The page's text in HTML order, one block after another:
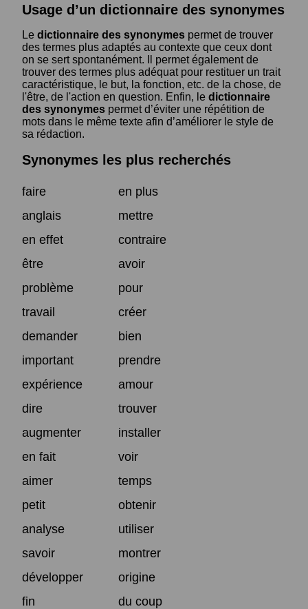
Usage d’un dictionnaire des synonymes
Le dictionnaire des synonymes permet de trouver
des termes plus adaptés au contexte que ceux dont
on se sert spontanément. Il permet également de
trouver des termes plus adéquat pour restituer un trait
caractéristique, le but, la fonction, etc. de la chose, de
l'être, de l'action en question. Enfin, le dictionnaire
des synonymes permet d’éviter une répétition de
mots dans le même texte afin d’améliorer le style de
sa rédaction.
Synonymes les plus recherchés
faire
en plus
anglais
mettre
en effet
contraire
être
avoir
problème
pour
travail
créer
demander
bien
important
prendre
expérience
amour
dire
trouver
augmenter
installer
en fait
voir
aimer
temps
petit
obtenir
analyse
utiliser
savoir
montrer
développer
origine
fin
du coup